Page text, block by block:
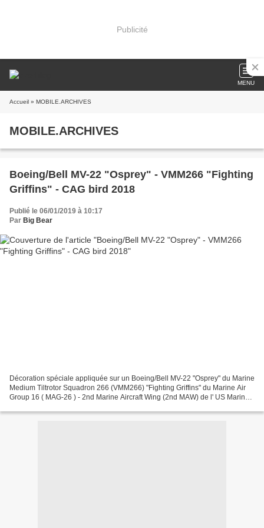
Publicité
MENU
Accueil » MOBILE.ARCHIVES
MOBILE.ARCHIVES
Boeing/Bell MV-22 "Osprey" - VMM266 "Fighting
Griffins" - CAG bird 2018
Publié le 06/01/2019 à 10:17
Par Big Bear
Décoration spéciale appliquée sur un Boeing/Bell MV-22 "Osprey" du Marine
Medium Tiltrotor Squadron 266 (VMM266) "Fighting Griffins" du Marine Air
Group 16 ( MAG-26 ) - 2nd Marine Aircraft Wing (2nd MAW) de l' US Marine